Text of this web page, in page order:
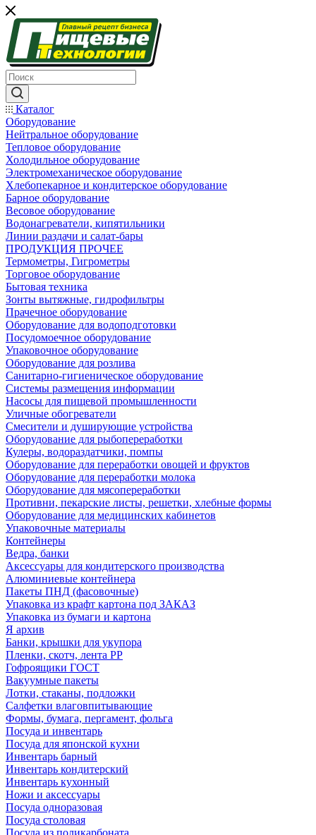
Каталог
Оборудование
Нейтральное оборудование
Тепловое оборудование
Холодильное оборудование
Электромеханическое оборудование
Хлебопекарное и кондитерское оборудование
Барное оборудование
Весовое оборудование
Водонагреватели, кипятильники
Линии раздачи и салат-бары
ПРОДУКЦИЯ ПРОЧЕЕ
Термометры, Гигрометры
Торговое оборудование
Бытовая техника
Зонты вытяжные, гидрофильтры
Прачечное оборудование
Оборудование для водоподготовки
Посудомоечное оборудование
Упаковочное оборудование
Оборудование для розлива
Санитарно-гигиеническое оборудование
Системы размещения информации
Насосы для пищевой промышленности
Уличные обогреватели
Смесители и душирующие устройства
Оборудование для рыбопереработки
Кулеры, водораздатчики, помпы
Оборудование для переработки овощей и фруктов
Оборудование для переработки молока
Оборудование для мясопереработки
Противни, пекарские листы, решетки, хлебные формы
Оборудование для медицинских кабинетов
Упаковочные материалы
Контейнеры
Ведра, банки
Аксессуары для кондитерского производства
Алюминиевые контейнера
Пакеты ПНД (фасовочные)
Упаковка из крафт картона под ЗАКАЗ
Упаковка из бумаги и картона
Я архив
Банки, крышки для укупора
Пленки, скотч, лента РР
Гофроящики ГОСТ
Вакуумные пакеты
Лотки, стаканы, подложки
Салфетки влаговпитывающие
Формы, бумага, пергамент, фольга
Посуда и инвентарь
Посуда для японской кухни
Инвентарь барный
Инвентарь кондитерский
Инвентарь кухонный
Ножи и аксессуары
Посуда одноразовая
Посуда столовая
Посуда из поликарбоната